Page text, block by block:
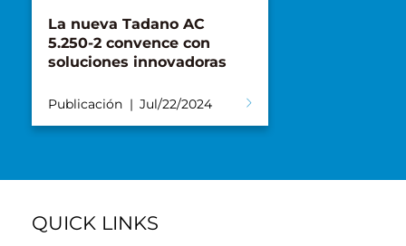
La nueva Tadano AC
5.250-2 convence con
soluciones innovadoras
Publicación Jul/22/2024
QUICK LINKS